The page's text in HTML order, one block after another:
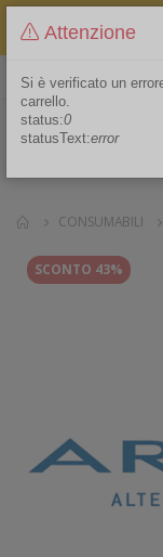
Il sito non
Area Riservata
CONSUMABILI
SCONTO 43%
Attenzione
Si è verificato un
carrello.
status:0
statusText:error